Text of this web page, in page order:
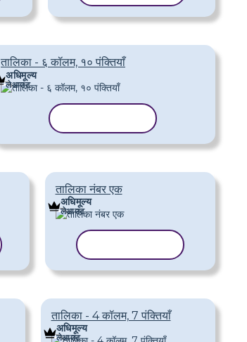
तालिका - ६ कॉलम, १० पंक्तियाँ
अधिमूल्य
लेआउट
तालिका नंबर एक
अधिमूल्य
लेआउट
तालिका - 4 कॉलम, 7 पंक्तियाँ
अधिमूल्य
लेआउट